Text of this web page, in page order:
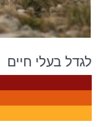
לגדל בעלי חיים